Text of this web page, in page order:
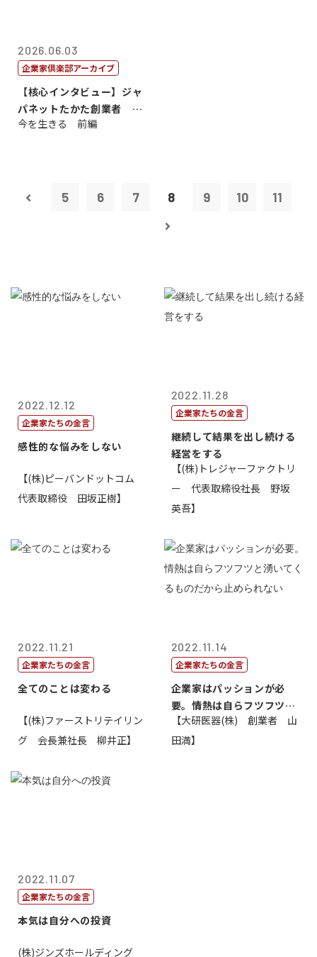
2026.06.03
企業家倶楽部アーカイブ
【核心インタビュー】ジャ
パネットたかた創業者 髙
田 明氏
今を生きる 前編
5 6 7 8 9 10 11
2022.12.12
企業家たちの金言
感性的な悩みをしない
【(株)ピーバンドットコム
代表取締役 田坂正樹】
2022.11.28
企業家たちの金言
継続して結果を出し続ける
経営をする
【(株)トレジャーファクトリ
ー 代表取締役社長 野坂
英吾】
2022.11.21
企業家たちの金言
全てのことは変わる
【(株)ファーストリテイリン
グ 会長兼社長 柳井正】
2022.11.14
企業家たちの金言
企業家はパッションが必
要。情熱は自らフツフツと
湧いてくるもの...
【大研医器(株) 創業者 山
田満】
2022.11.07
企業家たちの金言
本気は自分への投資
(株)ジンズホールディング